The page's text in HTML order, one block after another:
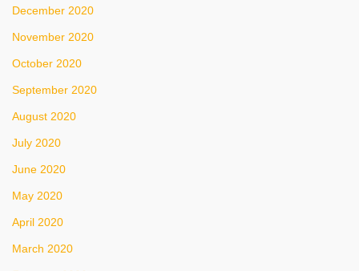
December 2020
November 2020
October 2020
September 2020
August 2020
July 2020
June 2020
May 2020
April 2020
March 2020